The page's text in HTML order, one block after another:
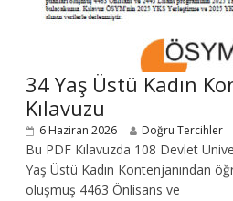
34 Yaş Üstü Kadın
Kılavuzu
6 Haziran 2026 Doğru Tercihler
Bu PDF Kılavuzda 108 Devlet
Yaş Üstü Kadın Kontenjanından
oluşmuş 4463 Önlisans ve